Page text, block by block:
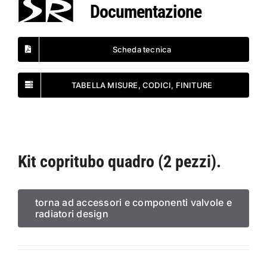
Documentazione
Scheda tecnica
TABELLA MISURE, CODICI, FINITURE
Kit copritubo quadro (2 pezzi).
torna ad accessori e componenti valvole e
radiatori design